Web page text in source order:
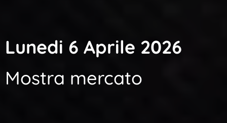
Lunedi 6 Aprile 2026
Mostra mercato